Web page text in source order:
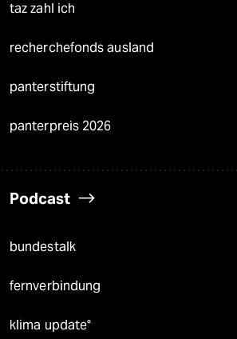
taz zahl ich
recherchefonds ausland
panterstiftung
panterpreis 2026
Podcast
bundestalk
fernverbindung
klima update°